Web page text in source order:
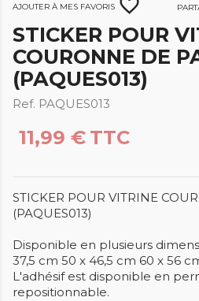
Ajouter à mes favoris favorite_border
STICKER POUR
COURONNE DE
(PAQUES013)
Ref. PAQUES013
11,99 € TTC
STICKER POUR VITRINE
(PAQUES013)
Disponible en plusieurs
37,5 cm 50 x 46,5 cm 60 x 56
L'adhésif est disponible en
repositionnable.